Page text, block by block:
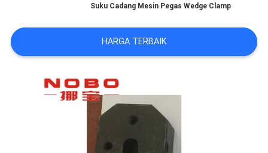
SITEMAP
KEBIJAKAN
Suku Cadang Mesin Pegas Wedge Clamp
HARGA TERBAIK